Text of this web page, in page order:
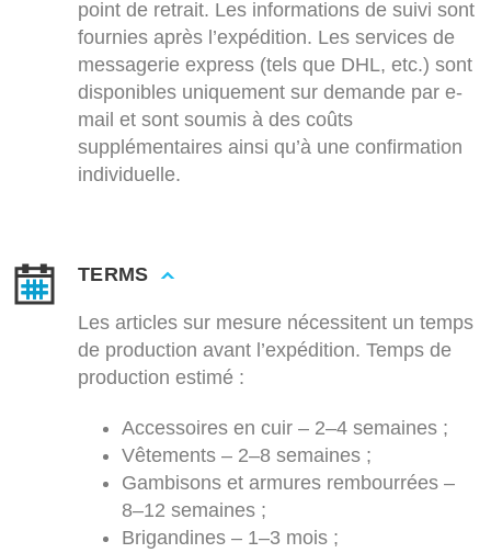
point de retrait. Les informations de suivi sont
fournies après l’expédition. Les services de
messagerie express (tels que DHL, etc.) sont
disponibles uniquement sur demande par e-
mail et sont soumis à des coûts
supplémentaires ainsi qu’à une confirmation
individuelle.
TERMS
Les articles sur mesure nécessitent un temps
de production avant l’expédition. Temps de
production estimé :
Accessoires en cuir – 2–4 semaines ;
Vêtements – 2–8 semaines ;
Gambisons et armures rembourrées –
8–12 semaines ;
Brigandines – 1–3 mois ;